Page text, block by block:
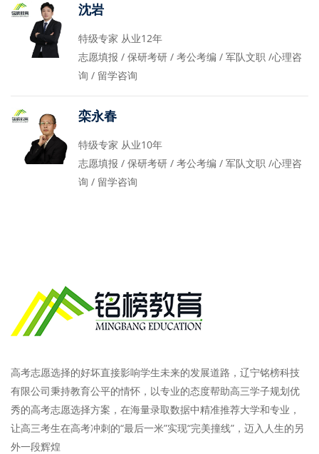
沈岩
特级专家 从业12年
志愿填报 / 保研考研 / 考公考编 / 军队文职 /心理咨
询 / 留学咨询
栾永春
特级专家 从业10年
志愿填报 / 保研考研 / 考公考编 / 军队文职 /心理咨
询 / 留学咨询
高考志愿选择的好坏直接影响学生未来的发展道路，辽宁铭榜科技
有限公司秉持教育公平的情怀，以专业的态度帮助高三学子规划优
秀的高考志愿选择方案，在海量录取数据中精准推荐大学和专业，
让高三考生在高考冲刺的“最后一米”实现“完美撞线”，迈入人生的另
外一段辉煌